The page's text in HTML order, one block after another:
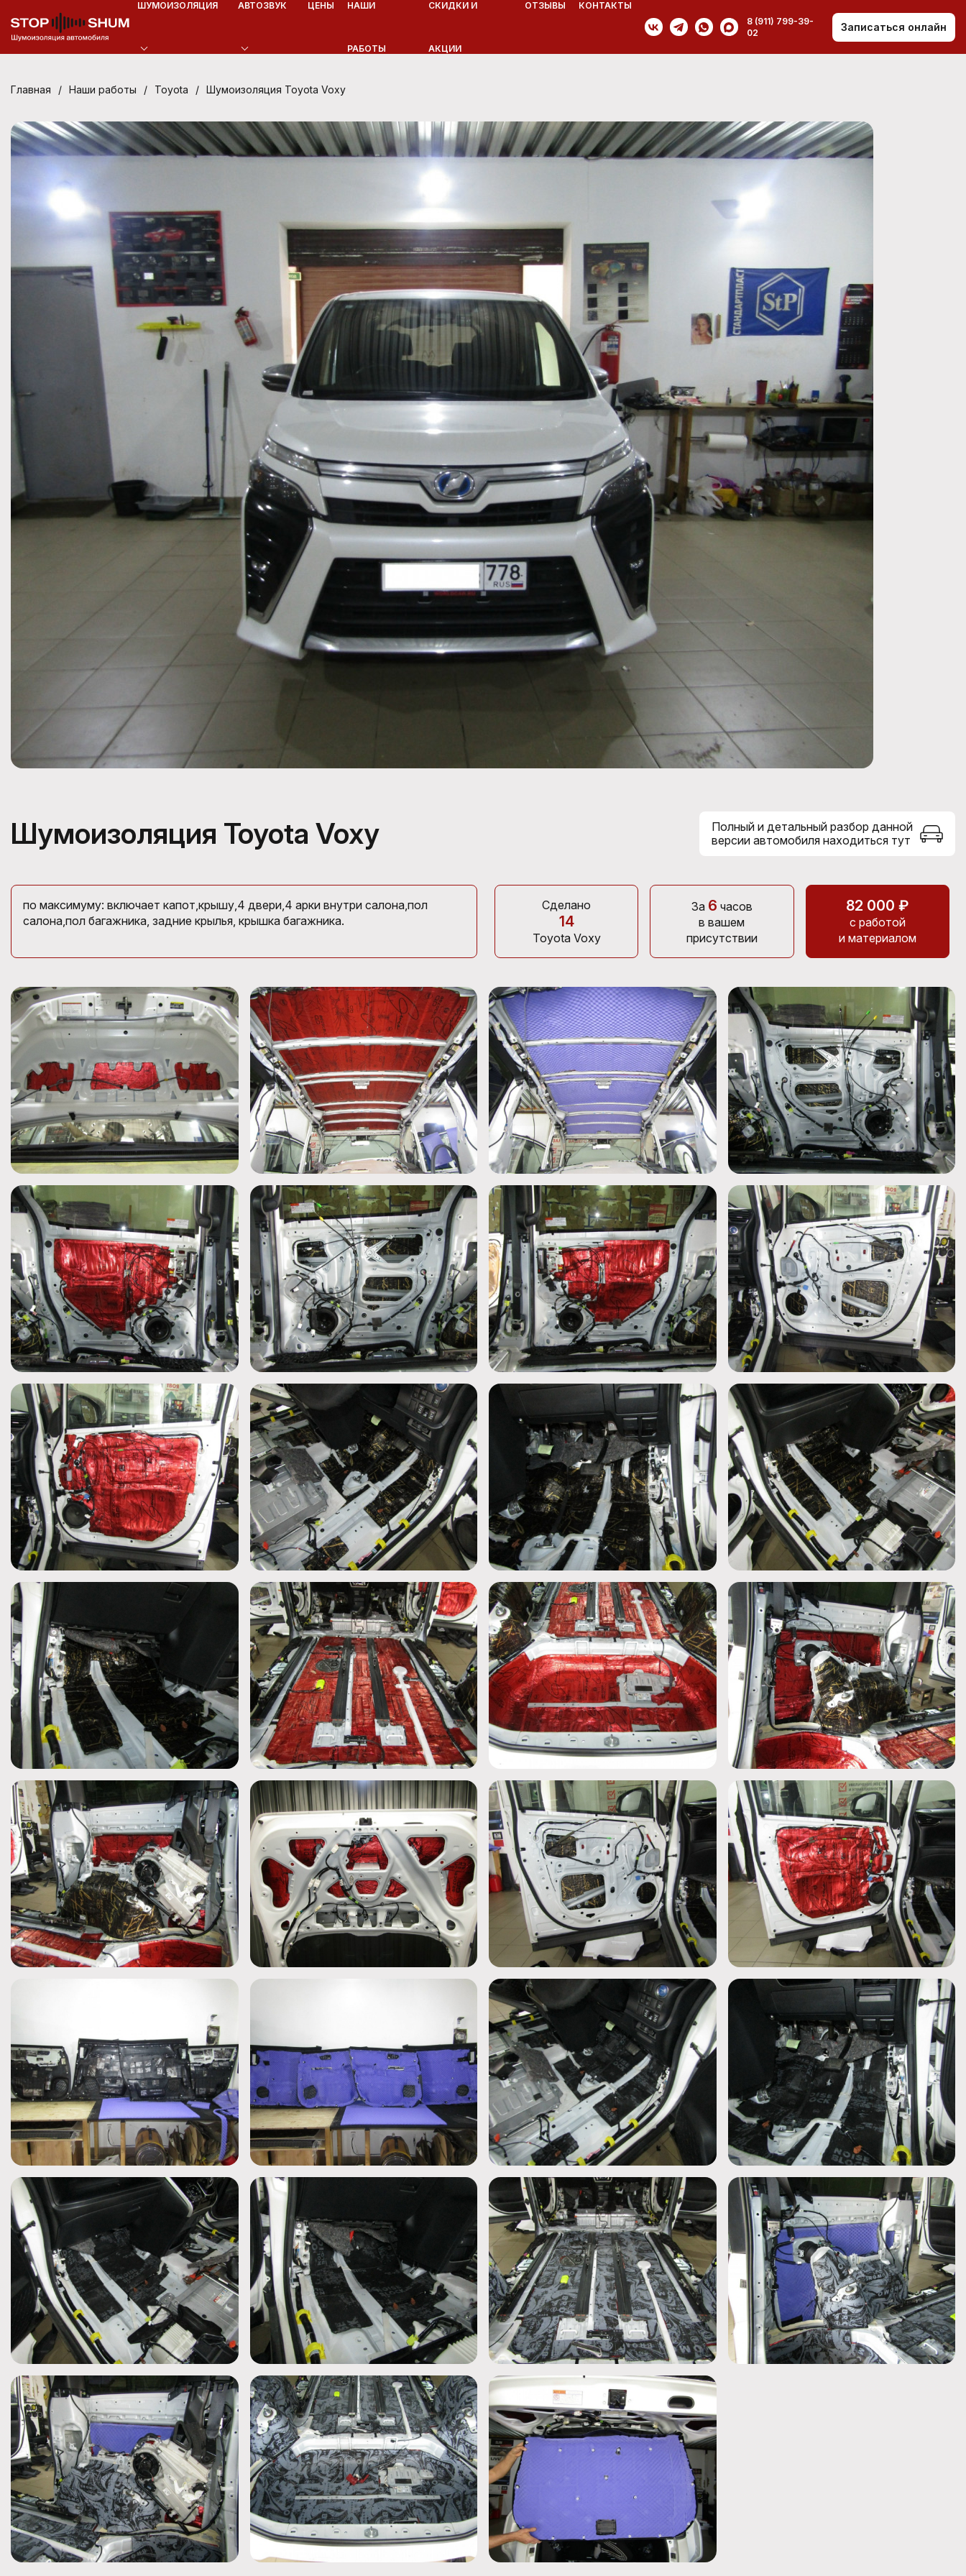
ШУМОИЗОЛЯЦИЯ АВТОЗВУК ЦЕНЫ НАШИ
РАБОТЫ
СКИДКИ И
АКЦИИ
ОТЗЫВЫ
КОНТАКТЫ
8 (911) 799-39-
02
Записаться онлайн
Главная / Наши работы / Toyota / Шумоизоляция Toyota Voxy
Шумоизоляция Toyota Voxy
Полный и детальный разбор данной
версии автомобиля находиться тут
по максимуму: включает капот,крышу,4 двери,4 арки внутри салона,пол
салона,пол багажника, задние крылья, крышка багажника.
Сделано
14
Toyota Voxy
За 6 часов
в вашем
присутствии
82 000 ₽
с работой
и материалом